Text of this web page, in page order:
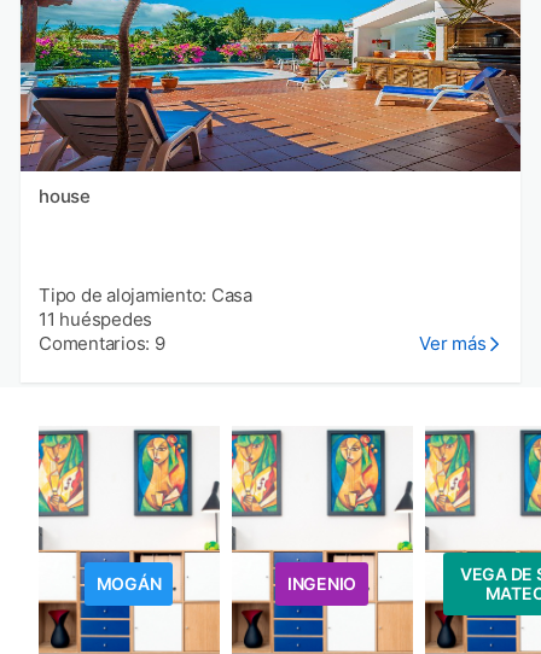
house
Tipo de alojamiento: Casa
11 huéspedes
Comentarios: 9
Ver más
MOGÁN INGENIO
VEGA DE